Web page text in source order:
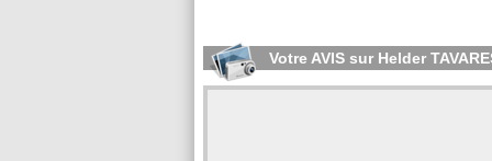
Votre AVIS sur Helder